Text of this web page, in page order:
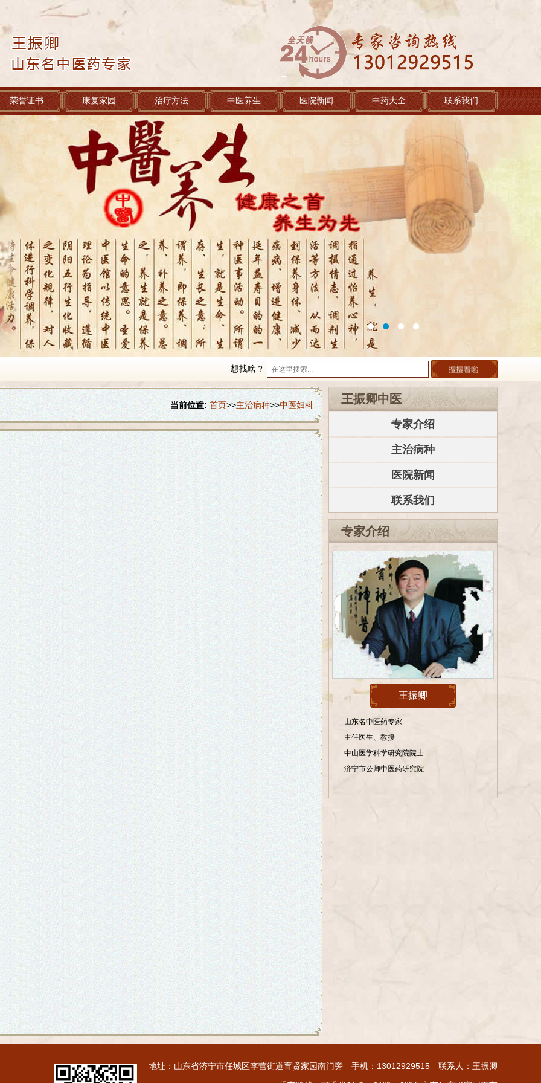
荣誉证书 康复家园 治疗方法 中医养生 医院新闻 中药大全 联系我们
想找啥？
当前位置: 首页>>主治病种>>中医妇科 王振卿中医
专家介绍
主治病种
医院新闻
联系我们
专家介绍
王振卿
山东名中医药专家
主任医生、教授
中山医学科学研究院院士
济宁市公卿中医药研究院
地址：山东省济宁市任城区李营街道育贤家园南门旁 手机：13012929515 联系人：王振卿